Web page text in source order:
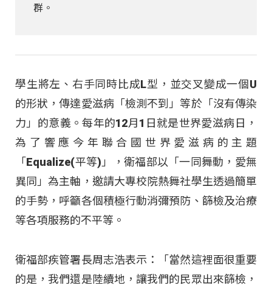
群。
學生將左、右手同時比成L型，並交叉變成一個U
的形狀，傳達愛滋病「檢測不到」等於「沒有傳染
力」的意義。每年的12月1日就是世界愛滋病日，
為了響應今年聯合國世界愛滋病的主題
「Equalize(平等)」，衛福部以「一同舞動，愛無
異同」為主軸，邀請大專校院熱舞社學生透過簡單
的手勢，呼籲各個積極行動消彌預防、篩檢及治療
等各項服務的不平等。
衛福部疾管署長周志浩表示：「當然這裡面很重要
的是，我們還是陸續地，讓我們的民眾出來篩檢，